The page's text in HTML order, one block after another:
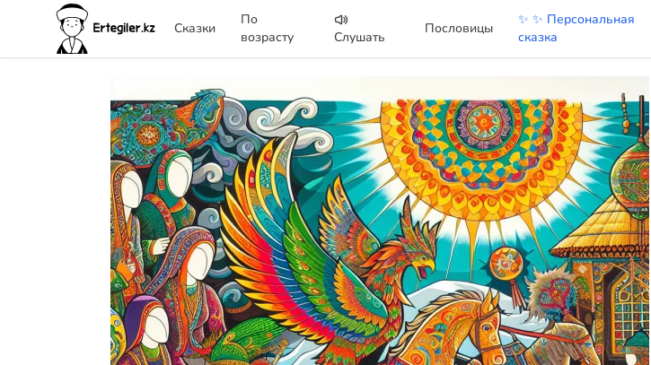
Сказки
По
возрасту
Слушать
Пословицы
✨ ✨ Персональная
сказка